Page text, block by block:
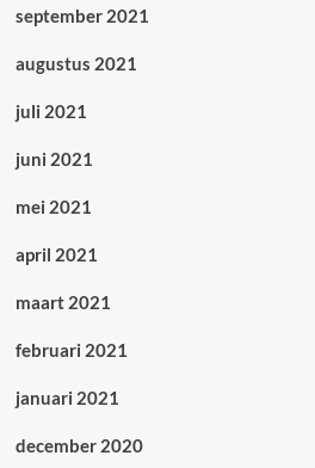
september 2021
augustus 2021
juli 2021
juni 2021
mei 2021
april 2021
maart 2021
februari 2021
januari 2021
december 2020